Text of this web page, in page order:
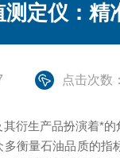
定仪：精
点击次数
生产品扮演着*的
衡量石油品质的